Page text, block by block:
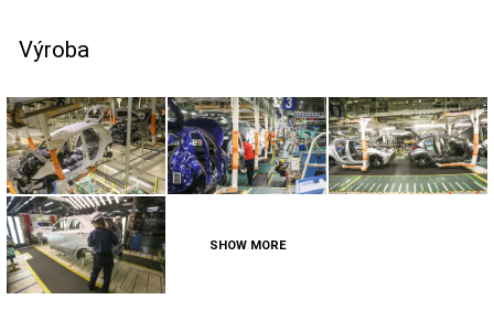
Výroba
SHOW MORE